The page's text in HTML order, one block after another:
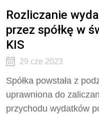
Rozliczanie
przez spółkę w
KIS
29 cze 2023
Spółka powstała z
uprawniona do
przychodu wydatków